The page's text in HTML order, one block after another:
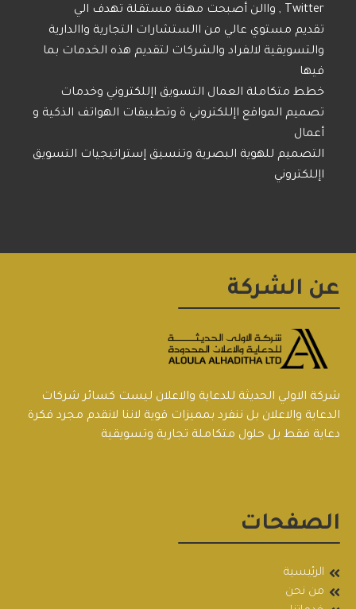
Twitter , واالن أصبحت مهنة مستقلة تهدف الي
تقديم مستوي عالي من االستشارات التجارية واالدارية
والتسويقية لالفراد والشركات لتقديم هذه الخدمات بما
فيها
خطط متكاملة العمال التسويق اإللكتروني وخدمات
تصميم المواقع اإللكتروني ة وتطبيقات الهواتف الذكية و
أعمال
التصميم للهوية البصرية وتنسيق إستراتيجيات التسويق
اإللكتروني
عن الشركة
شركة الاولي الحديثة للدعاية والاعلان ليست كسائر شركات
الدعاية والاعلان بل ننفرد بمميزات قوية لاننا لانقدم مجرد فكرة
دعاية فقط بل حلول متكاملة تجارية وتسويقية
الصفحات
الرئيسية
من نحن